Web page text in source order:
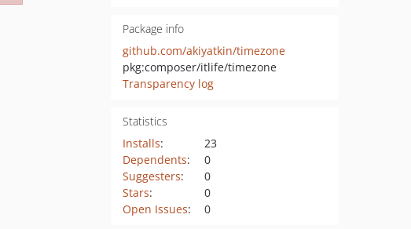
Package info
github.com/akiyatkin/timezone
pkg:composer/itlife/timezone
Transparency log
Statistics
Installs:
23
Dependents:
0
Suggesters:
0
Stars:
0
Open Issues: 0